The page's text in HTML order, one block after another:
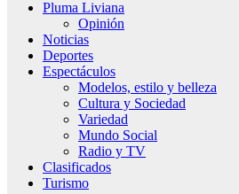
Pluma Liviana
Opinión
Noticias
Deportes
Espectáculos
Modelos, estilo y belleza
Cultura y Sociedad
Variedad
Mundo Social
Radio y TV
Clasificados
Turismo